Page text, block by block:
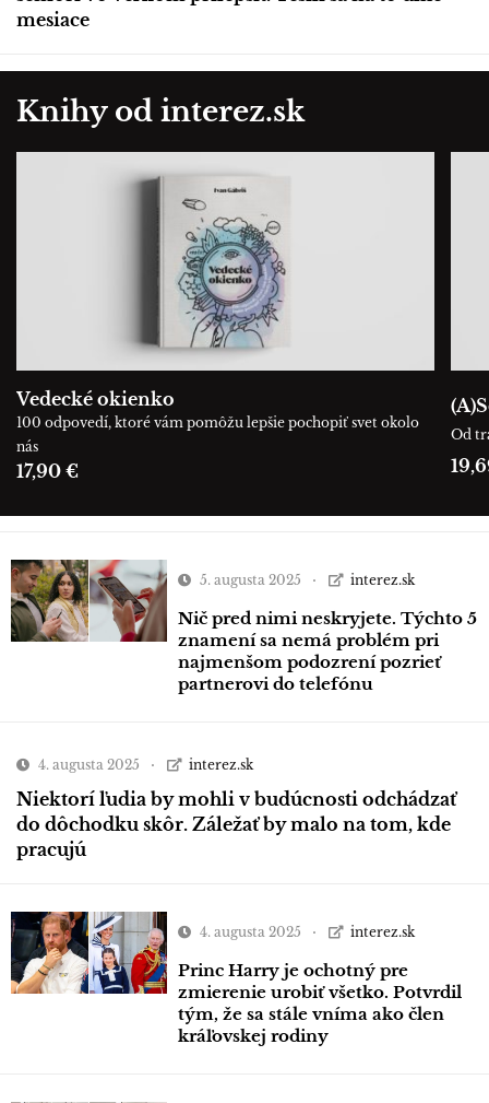
mesiace
Knihy od interez.sk
Vedecké okienko
100 odpovedí, ktoré vám pomôžu lepšie pochopiť svet okolo
nás
17,90 €
Od
5. augusta 2025 interez.sk
Nič pred nimi neskryjete. Týchto 5
znamení sa nemá problém pri
najmenšom podozrení pozrieť
partnerovi do telefónu
4. augusta 2025 interez.sk
Niektorí ľudia by mohli v budúcnosti odchádzať
do dôchodku skôr. Záležať by malo na tom, kde
pracujú
4. augusta 2025 interez.sk
Princ Harry je ochotný pre
zmierenie urobiť všetko. Potvrdil
tým, že sa stále vníma ako člen
kráľovskej rodiny